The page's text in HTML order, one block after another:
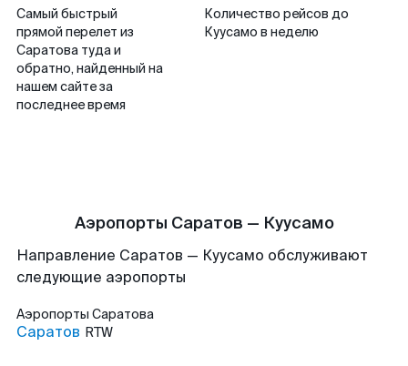
Самый быстрый
прямой перелет из
Саратова туда и
обратно, найденный на
нашем сайте за
последнее время
Количество рейсов до
Куусамо в неделю
Аэропорты Саратов — Куусамо
Направление Саратов — Куусамо обслуживают
следующие аэропорты
Аэропорты Саратова
Саратов RTW